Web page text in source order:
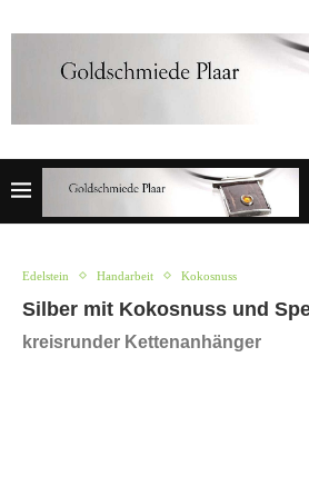
Edelstein Handarbeit Kokosnuss
Silber mit Kokosnuss und
kreisrunder Kettenanhänger